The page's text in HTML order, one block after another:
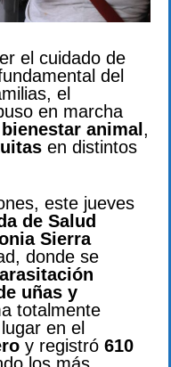
el cuidado de
del
el
en marcha
animal ,
en distintos
este jueves
de Salud
Sierra
donde se
uñas y
totalmente
en el
y registró 610